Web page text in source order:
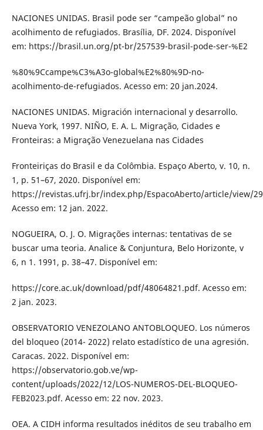
NACIONES UNIDAS. Brasil pode ser “campeão global” no
acolhimento de refugiados. Brasília, DF. 2024. Disponível
em: https://brasil.un.org/pt-br/257539-brasil-pode-ser-%E2
%80%9Ccampe%C3%A3o-global%E2%80%9D-no-
acolhimento-de-refugiados. Acesso em: 20 jan.2024.
NACIONES UNIDAS. Migración internacional y desarrollo.
Nueva York, 1997. NIÑO, E. A. L. Migração, Cidades e
Fronteiras: a Migração Venezuelana nas Cidades
Fronteiriças do Brasil e da Colômbia. Espaço Aberto, v. 10, n.
1, p. 51–67, 2020. Disponível em:
https://revistas.ufrj.br/index.php/EspacoAberto/article/view/
Acesso em: 12 jan. 2022.
NOGUEIRA, O. J. O. Migrações internas: tentativas de se
buscar uma teoria. Analice & Conjuntura, Belo Horizonte, v
6, n 1. 1991, p. 38–47. Disponível em:
https://core.ac.uk/download/pdf/48064821.pdf. Acesso em:
2 jan. 2023.
OBSERVATORIO VENEZOLANO ANTOBLOQUEO. Los números
del bloqueo (2014- 2022) relato estadístico de una agresión.
Caracas. 2022. Disponível em:
https://observatorio.gob.ve/wp-
content/uploads/2022/12/LOS-NUMEROS-DEL-BLOQUEO-
FEB2023.pdf. Acesso em: 22 nov. 2023.
OEA. A CIDH informa resultados inéditos de seu trabalho em